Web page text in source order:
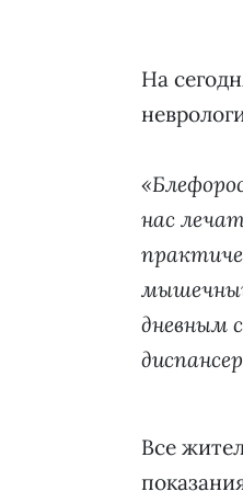
На
нас
дневным
Все